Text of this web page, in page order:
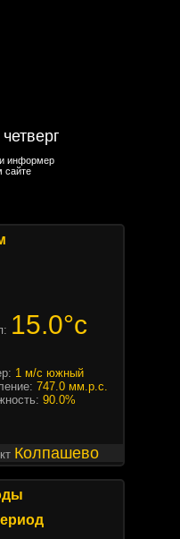
| четверг
информер
сайте
15.0°c
1 м/с южный
747.0 мм.р.с.
90.0%
Колпашево